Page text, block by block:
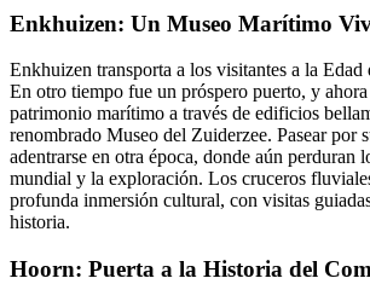
Enkhuizen: Un Museo Marítimo
Enkhuizen transporta a los visitantes a la Edad
En otro tiempo fue un próspero puerto, y
patrimonio marítimo a través de edificios
renombrado Museo del Zuiderzee. Pasear por
adentrarse en otra época, donde aún perduran
mundial y la exploración. Los cruceros
profunda inmersión cultural, con visitas
historia.
Hoorn: Puerta a la Historia del